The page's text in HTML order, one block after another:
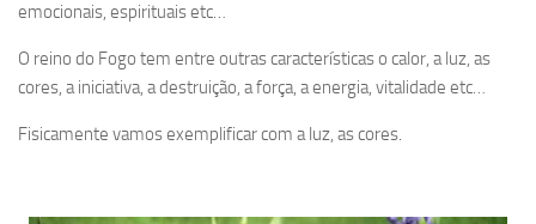
emocionais, espirituais etc…
O reino do Fogo tem entre outras características o calor, a luz, as
cores, a iniciativa, a destruição, a força, a energia, vitalidade etc…
Fisicamente vamos exemplificar com a luz, as cores.